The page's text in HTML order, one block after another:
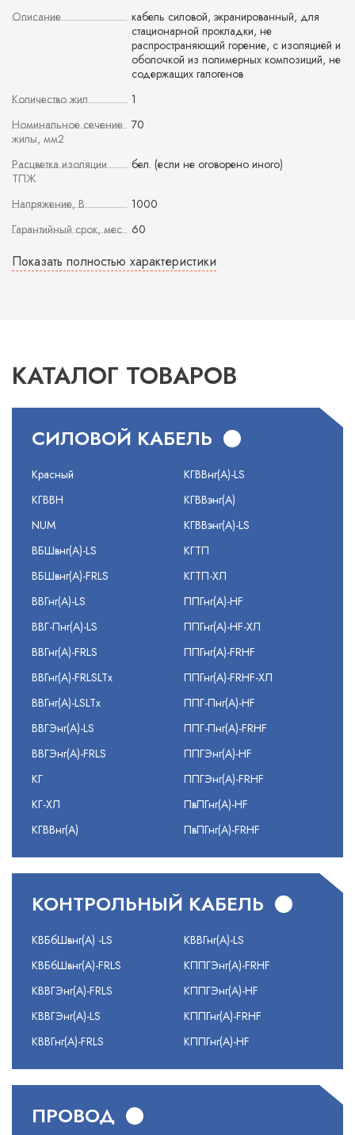
Описание
кабель силовой, экранированный, для
стационарной прокладки, не
распространяющий горение, с изоляцией и
оболочкой из полимерных композиций, не
содержащих галогенов
Количество жил
1
Номинальное сечение
жилы, мм2
70
Расцветка изоляции
ТПЖ
бел. (если не оговорено иного)
Напряжение, В
1000
Гарантийный срок, мес
60
Показать полностью характеристики
КАТАЛОГ ТОВАРОВ
СИЛОВОЙ КАБЕЛЬ
Красный
КГВВН
NUM
ВБШвнг(А)-LS
ВБШвнг(А)-FRLS
ВВГнг(А)-LS
ВВГ-Пнг(А)-LS
ВВГнг(А)-FRLS
ВВГнг(А)-FRLSLTx
ВВГнг(А)-LSLTx
ВВГЭнг(А)-LS
ВВГЭнг(А)-FRLS
КГ
КГ-ХЛ
КГВВнг(А)
КГВВнг(А)-LS
КГВВэнг(А)
КГВВэнг(А)-LS
КГТП
КГТП-ХЛ
ППГнг(А)-HF
ППГнг(А)-HF-ХЛ
ППГнг(А)-FRHF
ППГнг(А)-FRHF-ХЛ
ППГ-Пнг(А)-HF
ППГ-Пнг(А)-FRHF
ППГЭнг(А)-HF
ППГЭнг(А)-FRHF
ПвПГнг(А)-HF
ПвПГнг(А)-FRHF
КОНТРОЛЬНЫЙ КАБЕЛЬ
КВБбШвнг(А) -LS
КВБбШвнг(А)-FRLS
КВВГЭнг(А)-FRLS
КВВГЭнг(А)-LS
КВВГнг(А)-FRLS
КВВГнг(А)-LS
КППГЭнг(А)-FRHF
КППГЭнг(А)-HF
КППГнг(А)-FRHF
КППГнг(А)-HF
ПРОВОД